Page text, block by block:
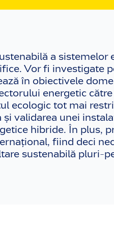
a sistemelor
Vor fi investigate
în obiectivele
energetic
ecologic tot mai
validarea unei
hibride. În plus,
fiind deci
sustenabilă pluri-